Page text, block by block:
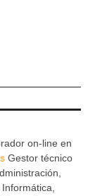
on-line en
Gestor técnico